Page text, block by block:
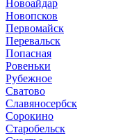
Новоайдар
Новопсков
Первомайск
Перевальск
Попасная
Ровеньки
Рубежное
Сватово
Славяносербск
Сорокино
Старобельск